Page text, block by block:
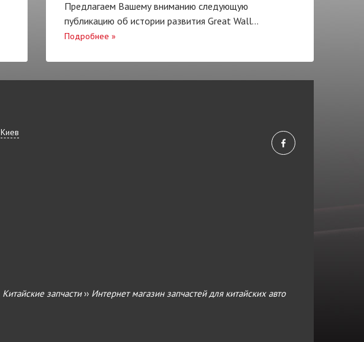
Предлагаем Вашему вниманию следующую
публикацию об истории развития Great Wall...
Подробнее »
Киев
Китайские запчасти›› Интернет магазин запчастей для китайских авто